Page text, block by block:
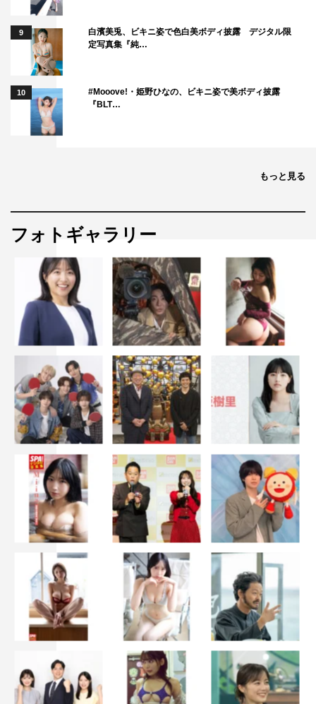
9
白濱美兎、ビキニ姿で色白美ボディ披露 デジタル限
定写真集『純…
10
#Mooove!・姫野ひなの、ビキニ姿で美ボディ披露
『BLT…
もっと見る
フォトギャラリー